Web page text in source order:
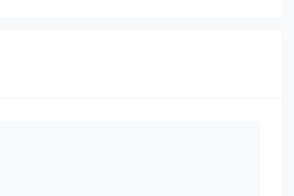
观表达 - 结尾"超感官能力"的
强可信度 6. **格式规范**： -
注释 - 仅使用段落和H3标题 -